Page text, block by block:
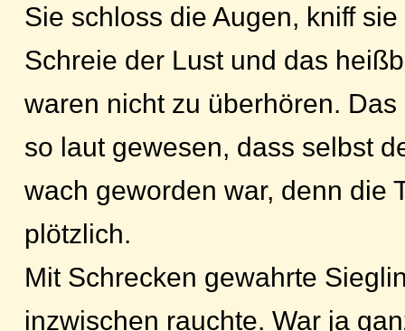
Sie schloss die Augen, kniff
Schreie der Lust und das
waren nicht zu überhören.
so laut gewesen, dass selbst
wach geworden war, denn die
plötzlich.
Mit Schrecken gewahrte
inzwischen rauchte. War ja